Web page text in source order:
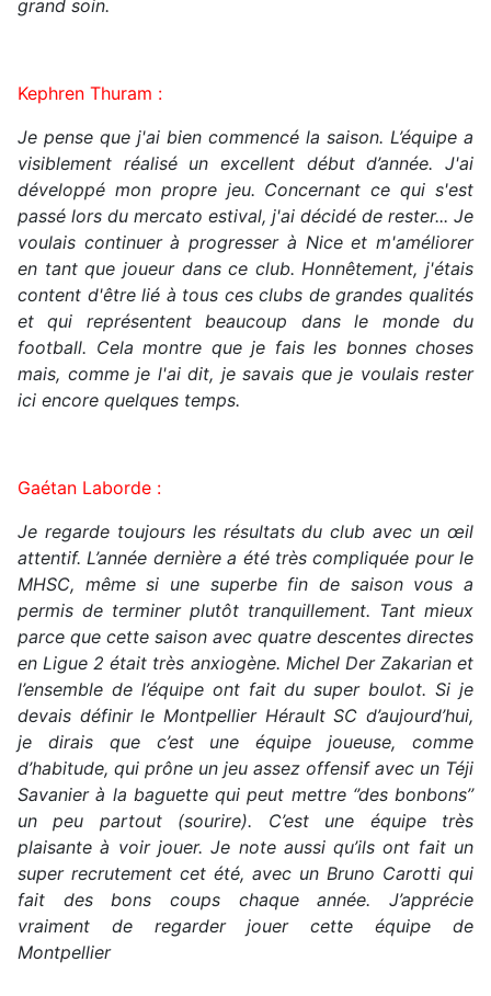
grand soin.
Kephren Thuram :
Je pense que j'ai bien commencé la saison. L’équipe a
visiblement réalisé un excellent début d’année. J'ai
développé mon propre jeu. Concernant ce qui s'est
passé lors du mercato estival, j'ai décidé de rester... Je
voulais continuer à progresser à Nice et m'améliorer
en tant que joueur dans ce club. Honnêtement, j'étais
content d'être lié à tous ces clubs de grandes qualités
et qui représentent beaucoup dans le monde du
football. Cela montre que je fais les bonnes choses
mais, comme je l'ai dit, je savais que je voulais rester
ici encore quelques temps.
Gaétan Laborde :
Je regarde toujours les résultats du club avec un œil
attentif. L’année dernière a été très compliquée pour le
MHSC, même si une superbe fin de saison vous a
permis de terminer plutôt tranquillement. Tant mieux
parce que cette saison avec quatre descentes directes
en Ligue 2 était très anxiogène. Michel Der Zakarian et
l’ensemble de l’équipe ont fait du super boulot. Si je
devais définir le Montpellier Hérault SC d’aujourd’hui,
je dirais que c’est une équipe joueuse, comme
d’habitude, qui prône un jeu assez offensif avec un Téji
Savanier à la baguette qui peut mettre ‘’des bonbons’’
un peu partout (sourire). C’est une équipe très
plaisante à voir jouer. Je note aussi qu’ils ont fait un
super recrutement cet été, avec un Bruno Carotti qui
fait des bons coups chaque année. J’apprécie
vraiment de regarder jouer cette équipe de
Montpellier